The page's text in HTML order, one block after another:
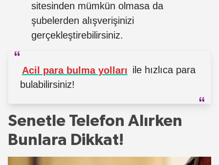
sitesinden mümkün olmasa da
şubelerden alışverişinizi
gerçekleştirebilirsiniz.
Acil para bulma yolları ile hızlıca para
bulabilirsiniz!
Senetle Telefon Alırken
Bunlara Dikkat!